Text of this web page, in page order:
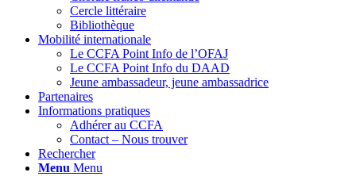
Cercle littéraire
Bibliothèque
Mobilité internationale
Le CCFA Point Info de l’OFAJ
Le CCFA Point Info du DAAD
Jeune ambassadeur, jeune ambassadrice
Partenaires
Informations pratiques
Adhérer au CCFA
Contact – Nous trouver
Rechercher
Menu Menu